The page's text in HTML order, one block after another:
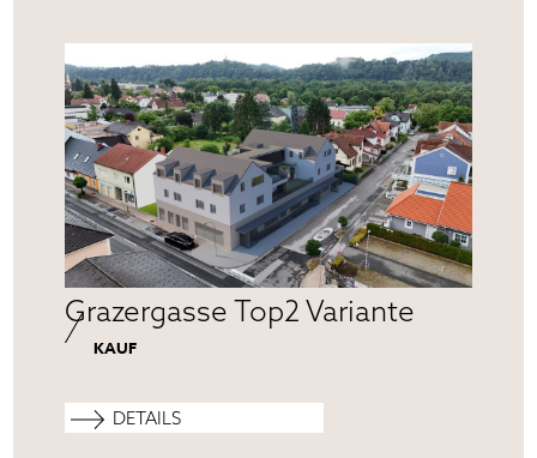
Grazergasse Top2 Variante
KAUF
DETAILS